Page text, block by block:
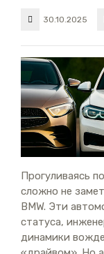
30.10.2025
Прогуливаясь
сложно не
BMW. Эти
статуса,
динамики